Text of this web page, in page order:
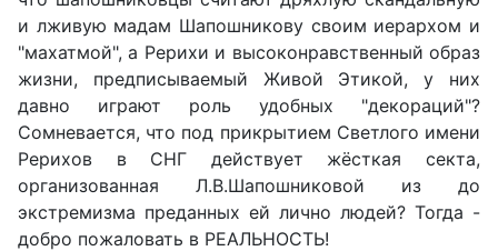
и лживую мадам Шапошникову своим иерархом и
"махатмой", а Рерихи и высоконравственный образ
жизни, предписываемый Живой Этикой, у них
давно играют роль удобных "декораций"?
Сомневается, что под прикрытием Светлого имени
Рерихов в СНГ действует жёсткая секта,
организованная Л.В.Шапошниковой из до
экстремизма преданных ей лично людей? Тогда -
добро пожаловать в РЕАЛЬНОСТЬ!